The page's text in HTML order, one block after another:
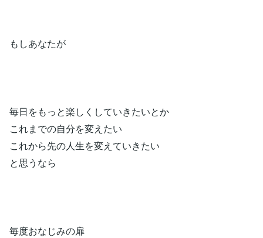
もしあなたが
毎日をもっと楽しくしていきたいとか
これまでの自分を変えたい
これから先の人生を変えていきたい
と思うなら
毎度おなじみの扉